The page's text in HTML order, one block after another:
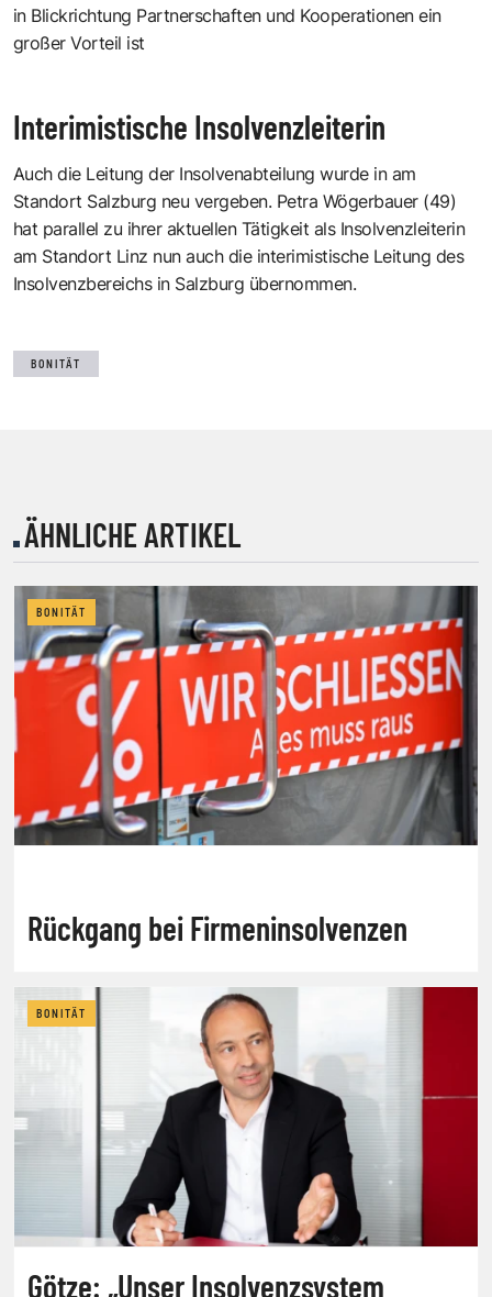
in Blickrichtung Partnerschaften und Kooperationen ein
großer Vorteil ist
Interimistische Insolvenzleiterin
Auch die Leitung der Insolvenabteilung wurde in am
Standort Salzburg neu vergeben. Petra Wögerbauer (49)
hat parallel zu ihrer aktuellen Tätigkeit als Insolvenzleiterin
am Standort Linz nun auch die interimistische Leitung des
Insolvenzbereichs in Salzburg übernommen.
BONITÄT
ÄHNLICHE ARTIKEL
BONITÄT
Rückgang bei Firmeninsolvenzen
BONITÄT
Götze: „Unser Insolvenzsystem